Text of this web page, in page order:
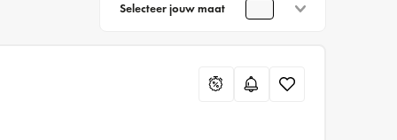
Selecteer jouw maat